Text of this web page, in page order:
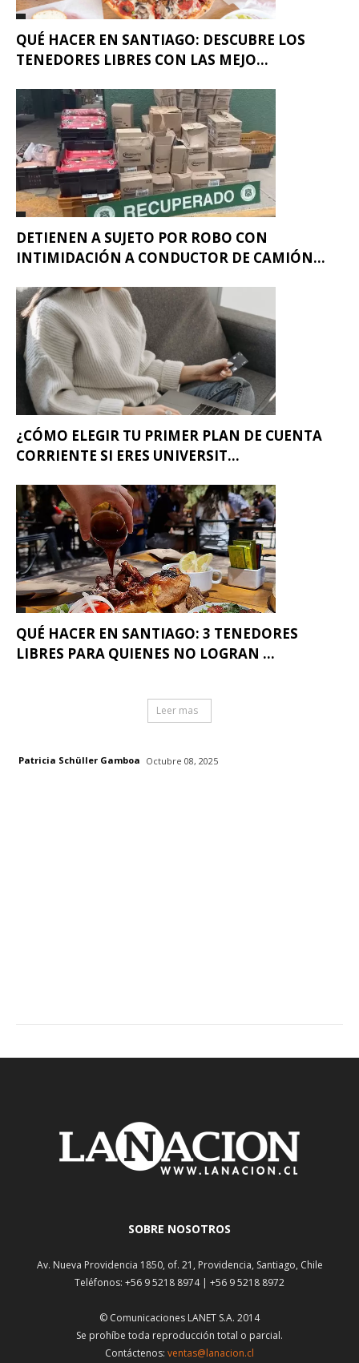
QUÉ HACER EN SANTIAGO: DESCUBRE LOS
TENEDORES LIBRES CON LAS MEJO...
DETIENEN A SUJETO POR ROBO CON
INTIMIDACIÓN A CONDUCTOR DE CAMIÓN...
¿CÓMO ELEGIR TU PRIMER PLAN DE CUENTA
CORRIENTE SI ERES UNIVERSIT...
QUÉ HACER EN SANTIAGO: 3 TENEDORES
LIBRES PARA QUIENES NO LOGRAN ...
Leer mas
Patricia Schüller Gamboa Octubre 08, 2025
SOBRE NOSOTROS
Av. Nueva Providencia 1850, of. 21, Providencia, Santiago, Chile
Teléfonos: +56 9 5218 8974 | +56 9 5218 8972
© Comunicaciones LANET S.A. 2014
Se prohíbe toda reproducción total o parcial.
Contáctenos: ventas@lanacion.cl